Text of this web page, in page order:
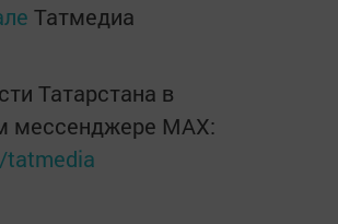
Татмедиа
Татарстана в
мессенджере MАХ: